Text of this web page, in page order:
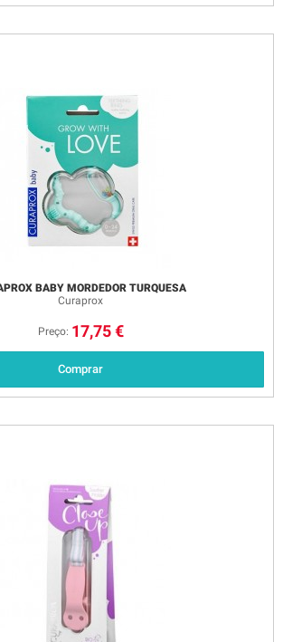
BABY MORDEDOR TURQUESA
Curaprox
Preço: 17,75 €
Comprar